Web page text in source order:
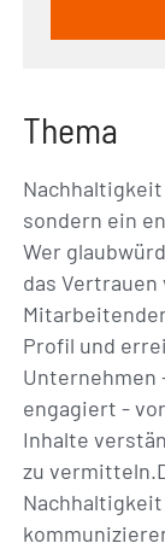
Thema
sondern ein
Wer
das
Profil und
engagiert -
Inhalte
zu